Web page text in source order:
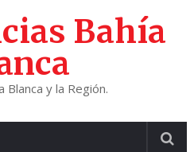
Bahía
Blanca y la Región.